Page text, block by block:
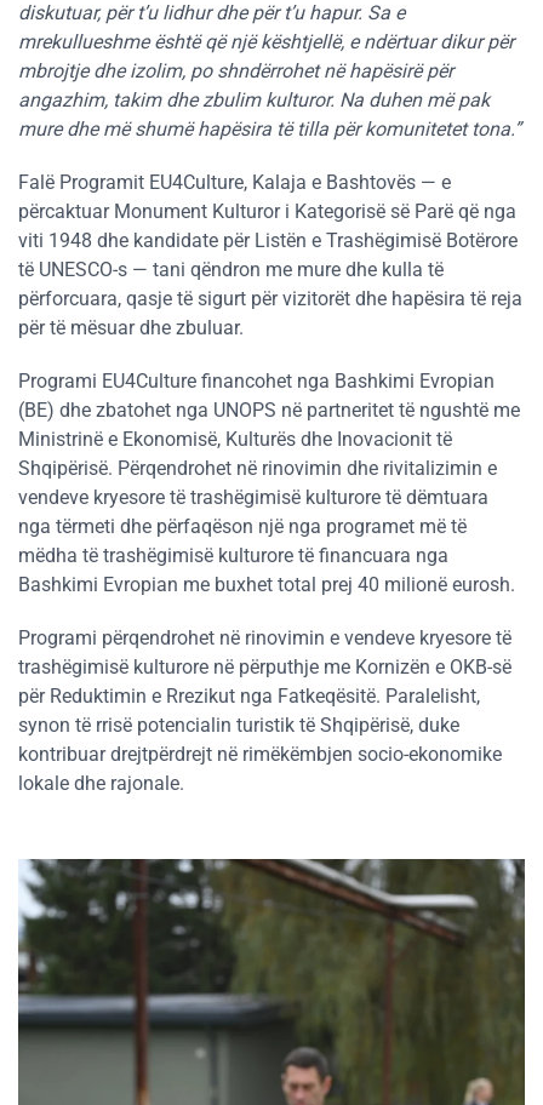
diskutuar, për t’u lidhur dhe për t’u hapur. Sa e
mrekullueshme është që një kështjellë, e ndërtuar dikur për
mbrojtje dhe izolim, po shndërrohet në hapësirë ​​për
angazhim, takim dhe zbulim kulturor. Na duhen më pak
mure dhe më shumë hapësira të tilla për komunitetet tona.”
Falë Programit EU4Culture, Kalaja e Bashtovës — e
përcaktuar Monument Kulturor i Kategorisë së Parë që nga
viti 1948 dhe kandidate për Listën e Trashëgimisë Botërore
të UNESCO-s — tani qëndron me mure dhe kulla të
përforcuara, qasje të sigurt për vizitorët dhe hapësira të reja
për të mësuar dhe zbuluar.
Programi EU4Culture financohet nga Bashkimi Evropian
(BE) dhe zbatohet nga UNOPS në partneritet të ngushtë me
Ministrinë e Ekonomisë, Kulturës dhe Inovacionit të
Shqipërisë. Përqendrohet në rinovimin dhe rivitalizimin e
vendeve kryesore të trashëgimisë kulturore të dëmtuara
nga tërmeti dhe përfaqëson një nga programet më të
mëdha të trashëgimisë kulturore të financuara nga
Bashkimi Evropian me buxhet total prej 40 milionë eurosh.
Programi përqendrohet në rinovimin e vendeve kryesore të
trashëgimisë kulturore në përputhje me Kornizën e OKB-së
për Reduktimin e Rrezikut nga Fatkeqësitë. Paralelisht,
synon të rrisë potencialin turistik të Shqipërisë, duke
kontribuar drejtpërdrejt në rimëkëmbjen socio-ekonomike
lokale dhe rajonale.